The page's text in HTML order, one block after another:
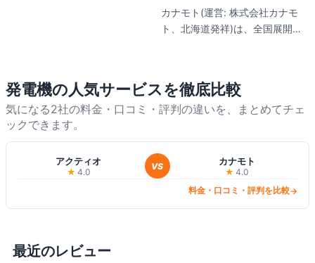
カナモト(運営: 株式会社カナモ
ト、北海道発祥)は、全国展開
り扱う規模感、妥協を許さない
整備基準でトラブルが少ないと
ー、高所作業車など建設・土木
向け機材の他、災害時用ポータ
ブル電源の貸出も対応。北海道
から沖縄まで店舗網あり。地盤
改良用建機を多く保有する独自
発電機の人気サービスを徹底比較
気になる2社の料金・口コミ・評判の違いを、まとめてチェ
ックできます。
アクティオ
★ 4.0
VS カナモト
★ 4.0
料金・口コミ・評判を比較→
最近のレビュー